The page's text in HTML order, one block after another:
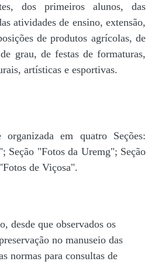
​dos primeiros alunos, das
atividades de ensino, extensão,
de produtos agrícolas, de
grau, de festas de formaturas,
artísticas e esportivas.
organizada em quatro Seções:
Seção "Fotos da Uremg"; Seção
de Viçosa".
desde que observados os
no manuseio das
normas para consultas de